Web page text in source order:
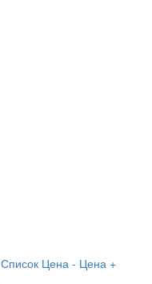
Список Цена - Цена +